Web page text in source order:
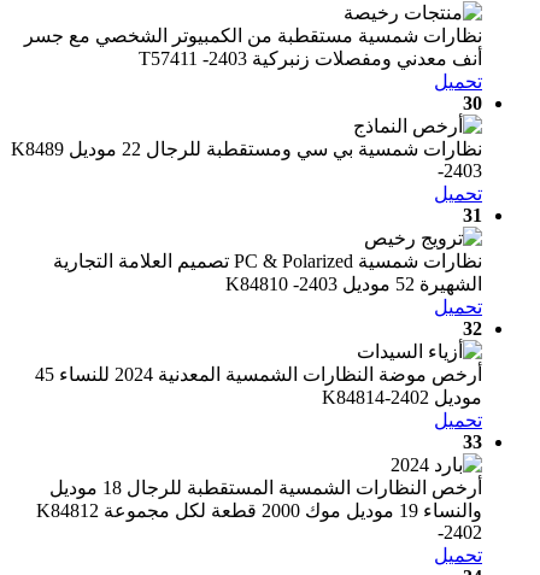
نظارات شمسية مستقطبة من الكمبيوتر الشخصي مع جسر
أنف معدني ومفصلات زنبركية T57411 -2403
تحميل
30
نظارات شمسية بي سي ومستقطبة للرجال 22 موديل K8489
-2403
تحميل
31
نظارات شمسية PC & Polarized تصميم العلامة التجارية
الشهيرة 52 موديل K84810 -2403
تحميل
32
أرخص موضة النظارات الشمسية المعدنية 2024 للنساء 45
موديل K84814-2402
تحميل
33
أرخص النظارات الشمسية المستقطبة للرجال 18 موديل
والنساء 19 موديل موك 2000 قطعة لكل مجموعة K84812
-2402
تحميل